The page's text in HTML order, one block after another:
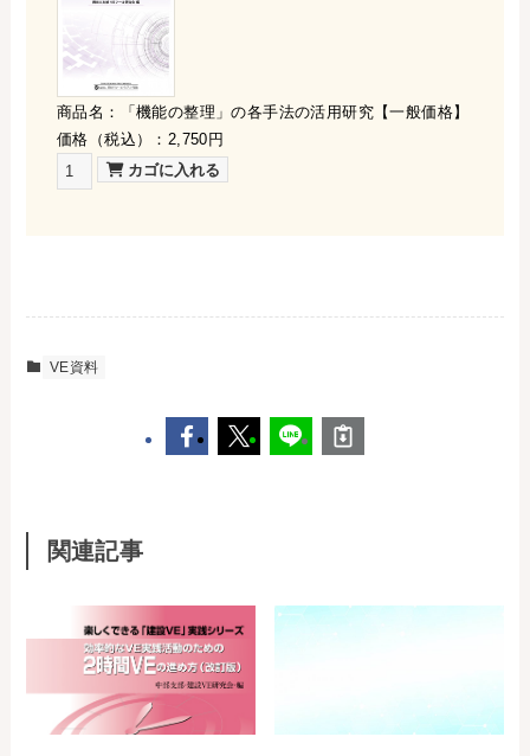
商品名：「機能の整理」の各手法の活用研究【一般価格】
価格（税込）：2,750円
VE資料
関連記事